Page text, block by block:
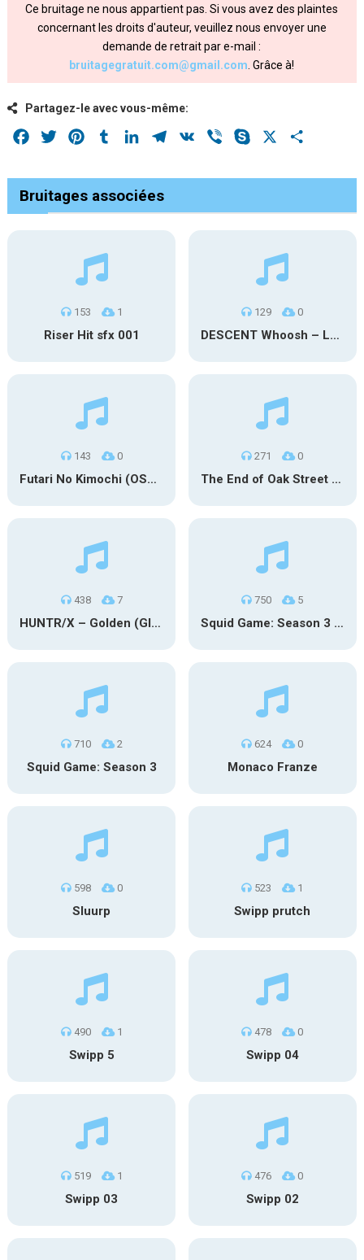
Ce bruitage ne nous appartient pas. Si vous avez des plaintes
concernant les droits d'auteur, veuillez nous envoyer une
demande de retrait par e-mail :
bruitagegratuit.com@gmail.com . Grâce à!
Partagez-le avec vous-même:
Facebook
Twitter PinterestTumblrLinkedInTelegram
VK Viber Skype
Bruitages associées
153 1
Riser Hit sfx 001
129 0
DESCENT Whoosh – Long
143 0
Futari No Kimochi (OST Inuyasha)
271 0
The End of Oak Street Trailer
438 7
HUNTR/X – Golden (Glowin’ Version)
750 5
Squid Game: Season 3 | Final Games
710 2
Squid Game: Season 3
624 0
Monaco Franze
598 0
Sluurp
523 1
Swipp prutch
490 1
Swipp 5
478 0
Swipp 04
519 1
Swipp 03
476 0
Swipp 02